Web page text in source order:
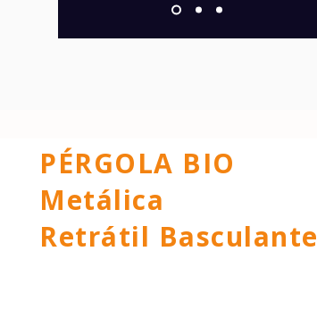
PÉRGOLA BIO
Metálica
Retrátil Basculante